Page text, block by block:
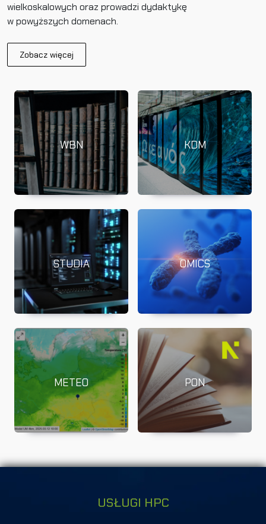
wielkoskalowych oraz prowadzi dydaktykę
w powyższych domenach.
Zobacz więcej
WBN KDM
STUDIA OMICS
METEO PON
USŁUGI HPC